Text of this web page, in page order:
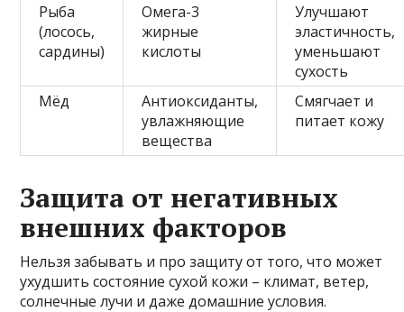
Рыба
(лосось,
сардины)
Омега-3
жирные
кислоты
Улучшают
эластичность,
уменьшают
сухость
Мёд
Антиоксиданты,
увлажняющие
вещества
Смягчает и
питает кожу
Защита от негативных
внешних факторов
Нельзя забывать и про защиту от того, что может
ухудшить состояние сухой кожи – климат, ветер,
солнечные лучи и даже домашние условия.